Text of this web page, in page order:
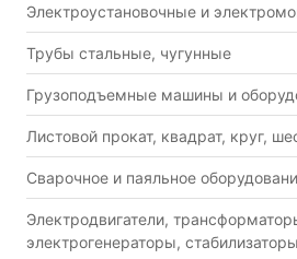
Электроустановочные и
Трубы стальные, чугунные
Грузоподъемные машины и
Листовой прокат, квадрат, круг,
Сварочное и паяльное
Электродвигатели,
электрогенераторы, стабилизаторы